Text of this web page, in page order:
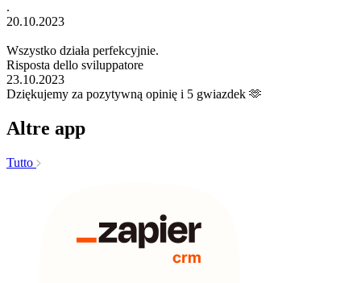
.
20.10.2023
Wszystko działa perfekcyjnie.
Risposta dello sviluppatore
23.10.2023
Dziękujemy za pozytywną opinię i 5 gwiazdek 🫶
Altre app
Tutto